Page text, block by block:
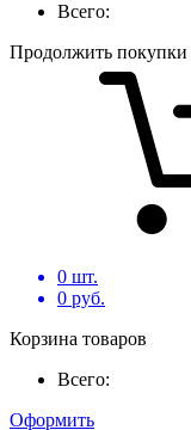
Всего:
Продолжить покупки
0 шт.
0 руб.
Корзина товаров
Всего:
Оформить